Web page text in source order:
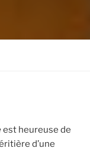
est heureuse de
d’une